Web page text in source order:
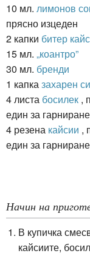
10 мл. лимонов
прясно изцеден
2 капки битер
15 мл. „коантро”
30 мл. бренди
1 капка захарен
4 листа босилек ,
един за гарниране
4 резена кайсии ,
един за гарниране
Начин на
В купичка
кайсиите,